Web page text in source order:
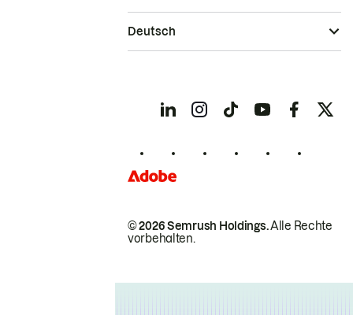
© 2026 Semrush Holdings.Alle Rechte
vorbehalten.
Deutsch